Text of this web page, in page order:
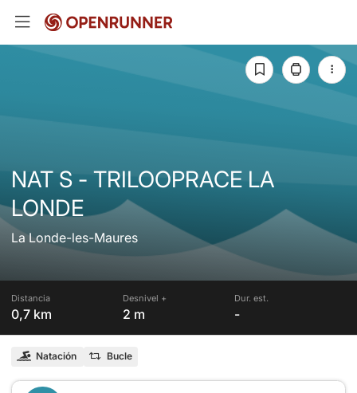
NAT S - TRILOOPRACE LA
LONDE
La Londe-les-Maures
Distancia
0,7 km
Desnivel +
2 m
Dur. est.
-
Natación Bucle